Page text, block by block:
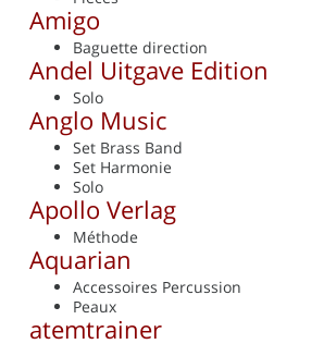
Amigo
Baguette direction
Andel Uitgave Edition
Solo
Anglo Music
Set Brass Band
Set Harmonie
Solo
Apollo Verlag
Méthode
Aquarian
Accessoires Percussion
Peaux
atemtrainer